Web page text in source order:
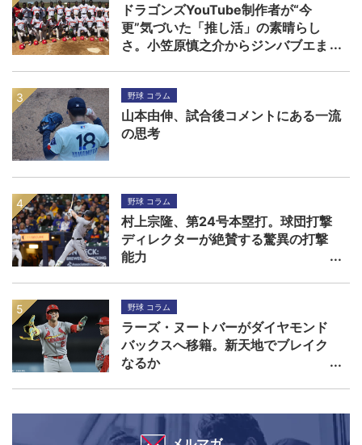
ドラゴンズYouTube制作者が“今
更”気づいた「推し活」の素晴らし
さ。小笠原慎之介からジンバブエま
野球 コラム
山本由伸、試合後コメントにある一流
の思考
野球 コラム
村上宗隆、第24号本塁打。球団打撃
ディレクターが絶賛する驚異の打撃
能力
野球 コラム
ラーズ・ヌートバーがダイヤモンド
バックスへ移籍。新天地でブレイク
なるか